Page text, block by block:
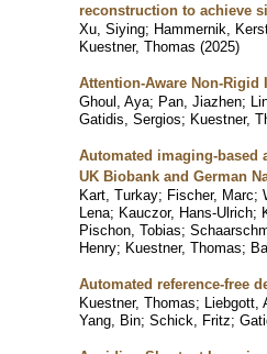
reconstruction to achieve
Xu, Siying; Hammernik,
Kuestner, Thomas (2025)
Attention-Aware Non-Rigid
Ghoul, Aya; Pan, Jiazhen;
Gatidis, Sergios; Kuestner,
Automated imaging-based
UK Biobank and German
Kart, Turkay; Fischer, Marc;
Lena; Kauczor, Hans-Ulrich;
Pischon, Tobias;
Henry; Kuestner, Thomas;
Automated reference-free
Kuestner, Thomas; Liebgott,
Yang, Bin; Schick, Fritz;